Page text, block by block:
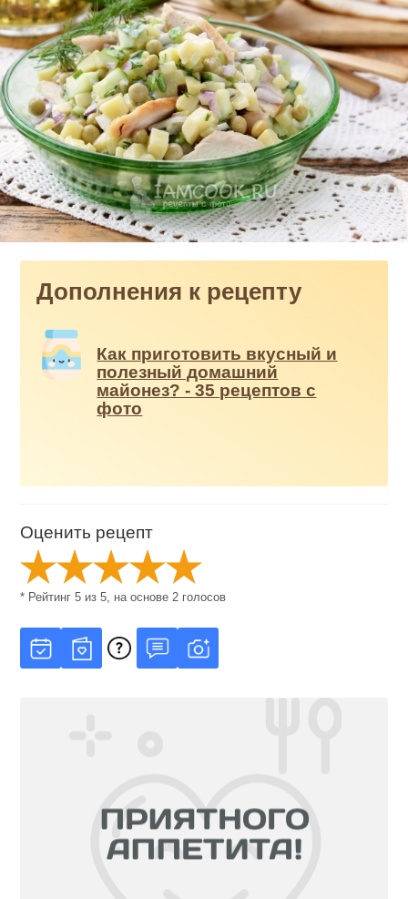
Дополнения к рецепту
Как приготовить вкусный и
полезный домашний
майонез? - 35 рецептов с
фото
Оценить рецепт
* Рейтинг5 из5, на основе2 голосов